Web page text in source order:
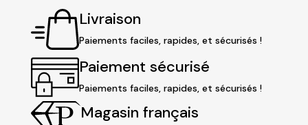
Livraison
Paiements faciles, rapides, et sécurisés !
Paiement sécurisé
Paiements faciles, rapides, et sécurisés !
Magasin français